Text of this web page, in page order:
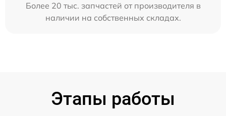
Более 20 тыс. запчастей от производителя в
наличии на собственных складах.
Этапы работы